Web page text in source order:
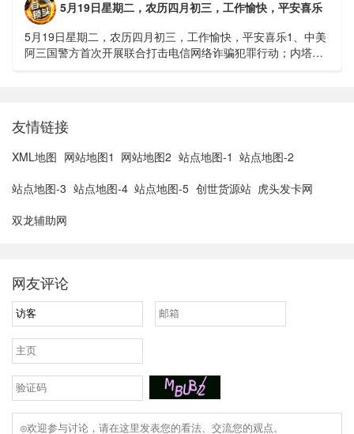
5月19日星期二，农历四月初三，工作愉快，平安喜乐
5月19日星期二，农历四月初三，工作愉快，平安喜乐1、中美
阿三国警方首次开展联合打击电信网络诈骗犯罪行动；内塔尼
友情链接
XML地图 网站地图1 网站地图2 站点地图-1 站点地图-2
站点地图-3 站点地图-4 站点地图-5 创世货源站 虎头发卡网
双龙辅助网
网友评论